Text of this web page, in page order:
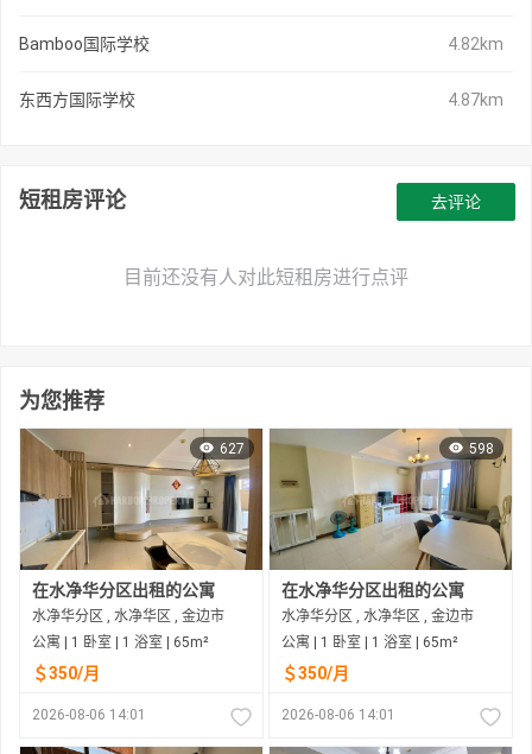
Bamboo国际学校 4.82km
东西方国际学校 4.87km
短租房评论
目前还没有人对此短租房进行点评
去评论
为您推荐
627
在水净华分区出租的公寓
水净华分区 , 水净华区 , 金边市
公寓 | 1 卧室 | 1 浴室 | 65m²
＄350/月
2026-08-06 14:01
598
在水净华分区出租的公寓
水净华分区 , 水净华区 , 金边市
公寓 | 1 卧室 | 1 浴室 | 65m²
＄350/月
2026-08-06 14:01